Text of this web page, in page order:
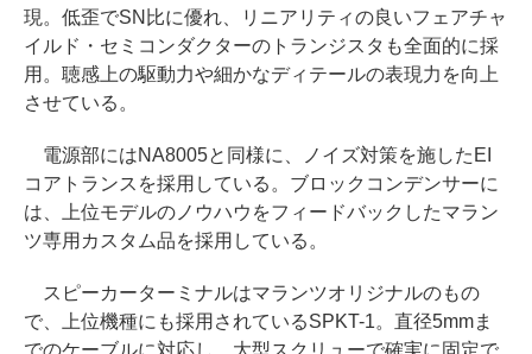
現。低歪でSN比に優れ、リニアリティの良いフェアチャ
イルド・セミコンダクターのトランジスタも全面的に採
用。聴感上の駆動力や細かなディテールの表現力を向上
させている。
電源部にはNA8005と同様に、ノイズ対策を施したEI
コアトランスを採用している。ブロックコンデンサーに
は、上位モデルのノウハウをフィードバックしたマラン
ツ専用カスタム品を採用している。
スピーカーターミナルはマランツオリジナルのもの
で、上位機種にも採用されているSPKT-1。直径5mmま
でのケーブルに対応し、大型スクリューで確実に固定で